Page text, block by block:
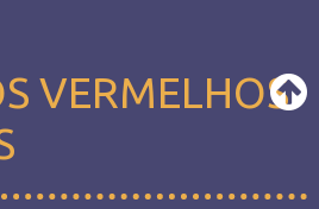
VERMELHOS